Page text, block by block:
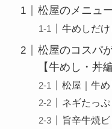
松屋のメニュ
牛めしだ
松屋のコスパ
【牛めし・丼編
松屋｜牛め
ネギたっ
旨辛牛焼